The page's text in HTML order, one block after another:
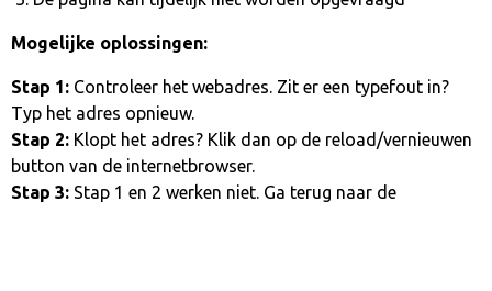
Mogelijke oplossingen:
Stap 1: Controleer het webadres. Zit er een typefout in?
Typ het adres opnieuw.
Stap 2: Klopt het adres? Klik dan op de reload/vernieuwen
button van de internetbrowser.
Stap 3: Stap 1 en 2 werken niet. Ga terug naar de